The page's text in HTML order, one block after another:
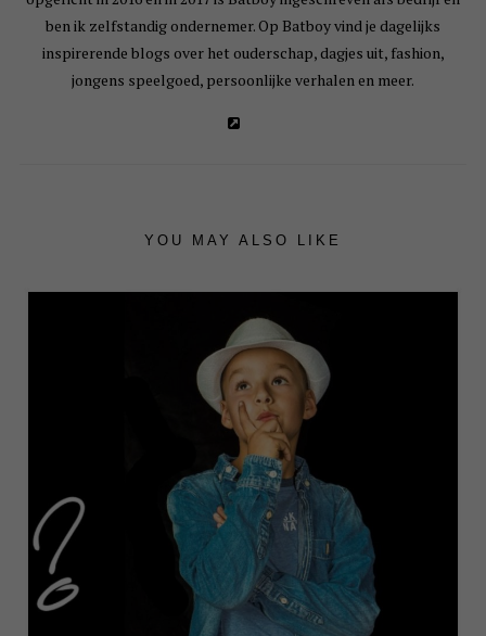
ben ik zelfstandig ondernemer. Op Batboy vind je dagelijks
inspirerende blogs over het ouderschap, dagjes uit, fashion,
jongens speelgoed, persoonlijke verhalen en meer.
YOU MAY ALSO LIKE